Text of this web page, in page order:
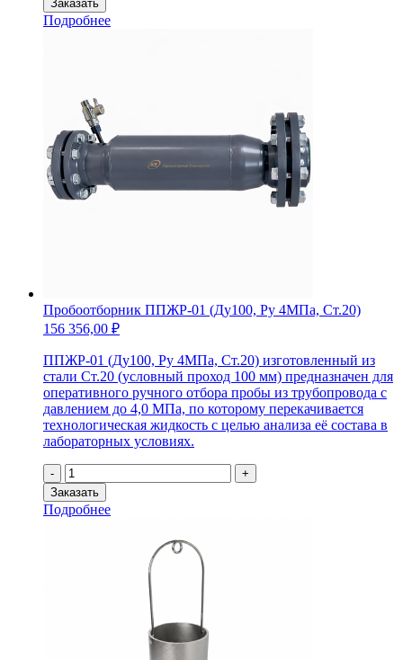
Ковшик-
пробоотборник
жидких
пищевых
продуктов
ПП
ДМ-60
(60мл.)
Заказать
Подробнее
Пробоотборник ППЖР-01 (Ду100, Ру 4МПа, Ст.20)
156 356,00 ₽
ППЖР-01 (Ду100, Ру 4МПа, Ст.20) изготовленный из
стали Ст.20 (условный проход 100 мм) предназначен для
оперативного ручного отбора пробы из трубопровода с
давлением до 4,0 МПа, по которому перекачивается
технологическая жидкость с целью анализа её состава в
лабораторных условиях.
-
Количество
товара
Пробоотборник
ППЖР-01
+
Заказать
Подробнее